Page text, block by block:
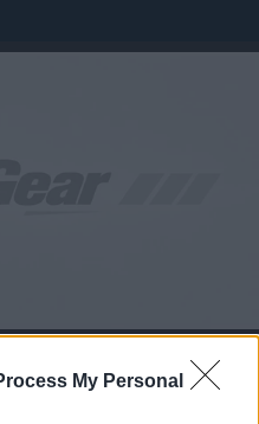
My Personal
επενδύσεις της